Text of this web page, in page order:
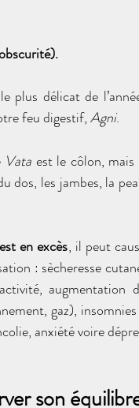
plus délicat de
feu digestif, Agni.
Vata est le côlon,
dos, les jambes, la
est en excès, il peut
: sècheresse
augmentation
gaz),
anxiété voire
son